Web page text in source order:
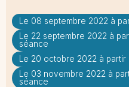
Le 08 septembre 2022 à
Le 22 septembre 2022 à
séance
Le 20 octobre 2022 à
Le 03 novembre 2022 à
séance